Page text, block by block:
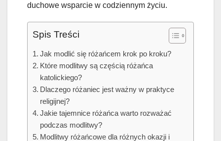
duchowe wsparcie w codziennym życiu.
Spis Treści
Jak modlić się różańcem krok po kroku?
Które modlitwy są częścią różańca
katolickiego?
Dlaczego różaniec jest ważny w praktyce
religijnej?
Jakie tajemnice różańca warto rozważać
podczas modlitwy?
Modlitwy różańcowe dla różnych okazji i